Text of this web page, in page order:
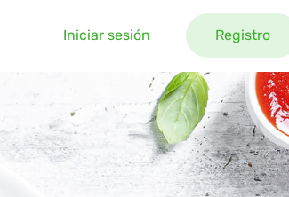
Iniciar sesión Registro